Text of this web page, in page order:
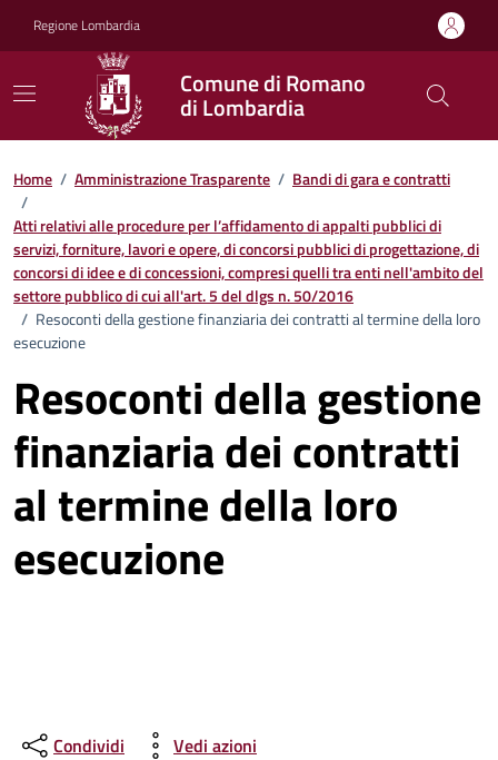
Regione Lombardia
Comune di Romano
di Lombardia
Home / Amministrazione Trasparente / Bandi di gara e contratti
/
Atti relativi alle procedure per l’affidamento di appalti pubblici di
servizi, forniture, lavori e opere, di concorsi pubblici di progettazione, di
concorsi di idee e di concessioni, compresi quelli tra enti nell'ambito del
settore pubblico di cui all'art. 5 del dlgs n. 50/2016
/ Resoconti della gestione finanziaria dei contratti al termine della loro
esecuzione
Resoconti della gestione
finanziaria dei contratti
al termine della loro
esecuzione
Condividi Vedi azioni